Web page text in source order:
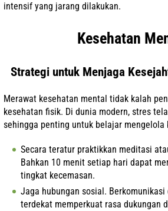
intensif yang jarang dilakukan.
Kesehatan
Strategi untuk Menjaga
Merawat kesehatan mental tidak kalah
kesehatan fisik. Di dunia modern, stres
sehingga penting untuk belajar mengelola
Secara teratur praktikkan meditasi
Bahkan 10 menit setiap hari dapat
tingkat kecemasan.
Jaga hubungan sosial. Berkomunikasi
terdekat memperkuat rasa dukungan